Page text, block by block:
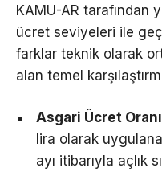
KAMU-AR tarafından
ücret seviyeleri ile
farklar teknik olarak
alan temel
Asgari Ücret
lira olarak
ayı itibarıyla açlık